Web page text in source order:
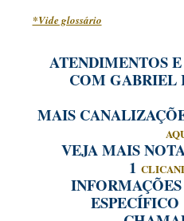
*Vide glossário
ATENDIMENTOS
COM GABRIEL
MAIS
VEJA MAIS
1
ESPECÍFICO